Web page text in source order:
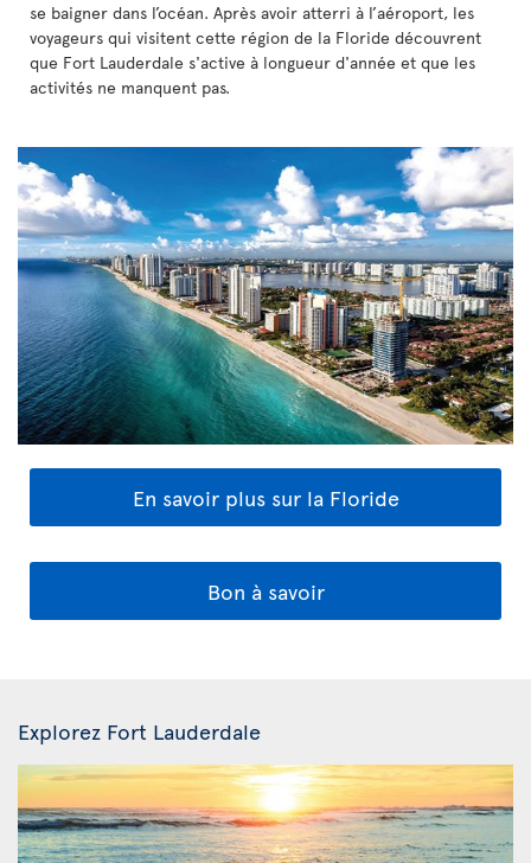
se baigner dans l’océan. Après avoir atterri à l’aéroport, les
voyageurs qui visitent cette région de la Floride découvrent
que Fort Lauderdale s'active à longueur d'année et que les
activités ne manquent pas.
En savoir plus sur la Floride
Bon à savoir
Explorez Fort Lauderdale